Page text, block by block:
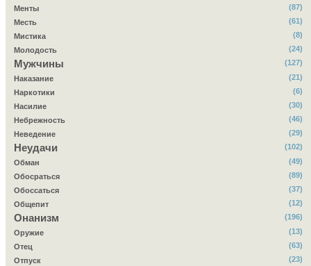
Менты
(87)
Месть
(61)
Мистика
(8)
Молодость
(24)
Мужчины
(127)
Наказание
(21)
Наркотики
(6)
Насилие
(30)
Небрежность
(46)
Неведение
(29)
Неудачи
(102)
Обман
(49)
Обосраться
(89)
Обоссаться
(37)
Общепит
(12)
Онанизм
(196)
Оружие
(13)
Отец
(63)
Отпуск
(23)